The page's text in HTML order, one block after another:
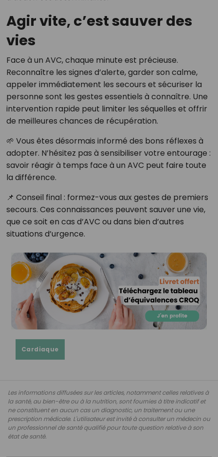
Agir vite, c’est sauver des
vies
Face à un AVC, chaque minute est précieuse.
Reconnaître les signes d’alerte, garder son calme,
appeler immédiatement les secours et sécuriser la
personne sont les gestes essentiels à connaître. Une
intervention rapide peut limiter les séquelles et offrir
de meilleures chances de récupération.
🌱 Vous êtes désormais informé des bons réflexes à
adopter. N’hésitez pas à sensibiliser votre entourage :
savoir réagir à temps face à un AVC peut faire toute
la différence.
📌 Conseil final : formez-vous aux gestes de premiers
secours. Ces connaissances peuvent sauver une vie,
que ce soit en cas d’AVC ou dans bien d’autres
situations d’urgence.
Cardiaque
Les informations diffusées sur les articles, notamment celles relatives à
la santé, au bien-être ou à la nutrition, sont fournies à titre indicatif et
ne constituent en aucun cas un diagnostic, un traitement ou une
prescription médicale. L'utilisateur est invité à consulter un médecin ou
un professionnel de santé qualifié pour toute question relative à son
état de santé.